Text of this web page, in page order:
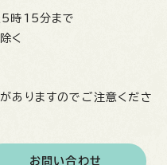
時15分まで
く
ありますのでご注意くださ
お問い合わせ